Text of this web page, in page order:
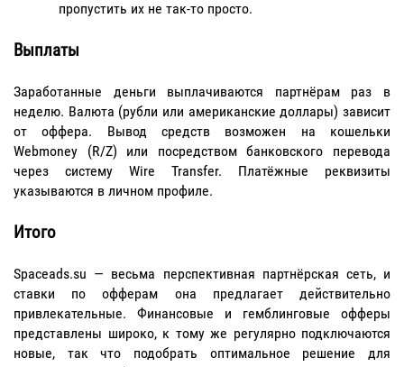
пропустить их не так-то просто.
Выплаты
Заработанные деньги выплачиваются партнёрам раз в
неделю. Валюта (рубли или американские доллары) зависит
от оффера. Вывод средств возможен на кошельки
Webmoney (R/Z) или посредством банковского перевода
через систему Wire Transfer. Платёжные реквизиты
указываются в личном профиле.
Итого
Spaceads.su — весьма перспективная партнёрская сеть, и
ставки по офферам она предлагает действительно
привлекательные. Финансовые и гемблинговые офферы
представлены широко, к тому же регулярно подключаются
новые, так что подобрать оптимальное решение для